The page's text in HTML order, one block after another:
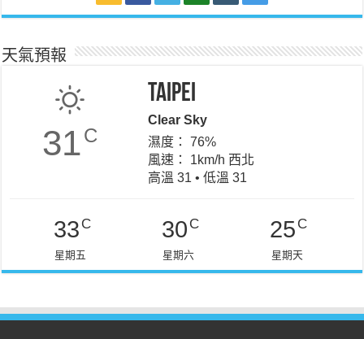
天氣預報
31C
Taipei
Clear Sky
濕度： 76%
風速： 1km/h 西北
高溫 31 • 低溫 31
33 C
星期五
30 C
星期六
25 C
星期天